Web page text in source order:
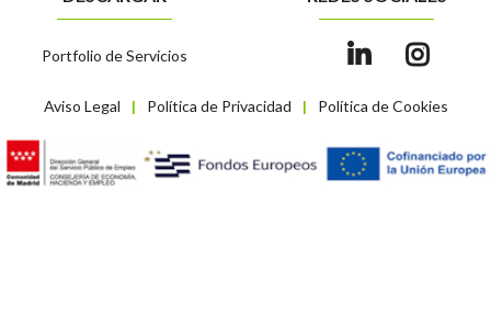
Aviso Legal | Política de Privacidad | Política de Cookies
Portfolio de Servicios